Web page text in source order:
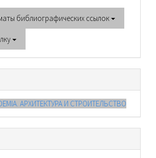
библиографических ссылок
АРХИТЕКТУРА И СТРОИТЕЛЬСТВО